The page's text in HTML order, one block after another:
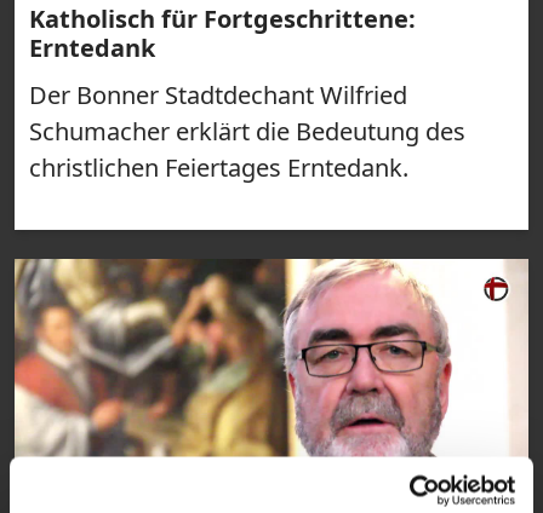
Katholisch für Fortgeschrittene:
Erntedank
Der Bonner Stadtdechant Wilfried
Schumacher erklärt die Bedeutung des
christlichen Feiertages Erntedank.